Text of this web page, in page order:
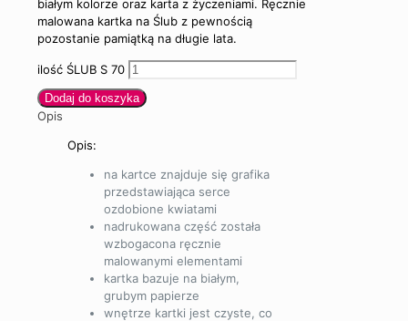
białym kolorze oraz karta z życzeniami. Ręcznie
malowana kartka na Ślub z pewnością
pozostanie pamiątką na długie lata.
ilość ŚLUB S 70
Dodaj do koszyka
Opis
Opis:
na kartce znajduje się grafika
przedstawiająca serce
ozdobione kwiatami
nadrukowana część została
wzbogacona ręcznie
malowanymi elementami
kartka bazuje na białym,
grubym papierze
wnętrze kartki jest czyste, co